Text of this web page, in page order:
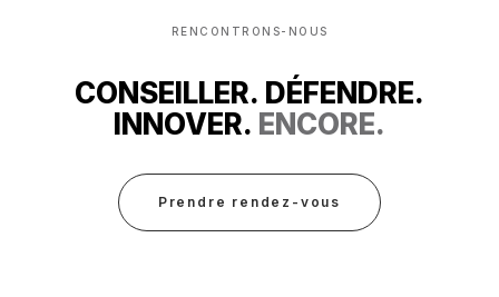
RENCONTRONS-NOUS
CONSEILLER. DÉFENDRE.
INNOVER. ENCORE.
Prendre rendez-vous